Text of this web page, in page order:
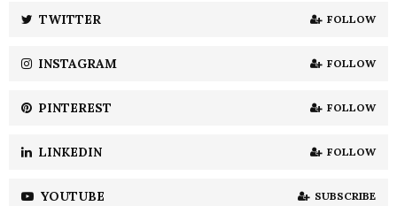
H
TWITTER FOLLOW
INSTAGRAM FOLLOW
PINTEREST FOLLOW
LINKEDIN FOLLOW
YOUTUBE SUBSCRIBE